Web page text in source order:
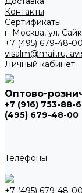
Контакты
Сертификаты
г. Москва, ул.
+7 (495) 679-48-00
visalm@mail.ru,
Личный кабинет
Оптово-
+7 (916) 753-88-
(495) 679-48-00
Телефоны
+7 (495) 679-48-00